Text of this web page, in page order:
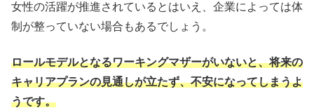
女性の活躍が推進されているとはいえ、企業によっては体
制が整っていない場合もあるでしょう。
ロールモデルとなるワーキングマザーがいないと、将来の
キャリアプランの見通しが立たず、不安になってしまうよ
うです。